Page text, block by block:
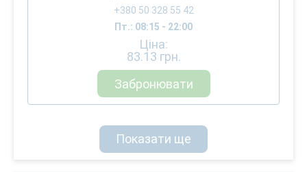
+380 50 328 55 42
Пт.: 08:15 - 22:00
Ціна:
83.13 грн.
Забронювати
Показати ще